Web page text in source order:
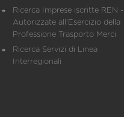
Ricerca Imprese iscritte REN -
Autorizzate all'Esercizio della
Professione Trasporto Merci
Ricerca Servizi di Linea
Interregionali